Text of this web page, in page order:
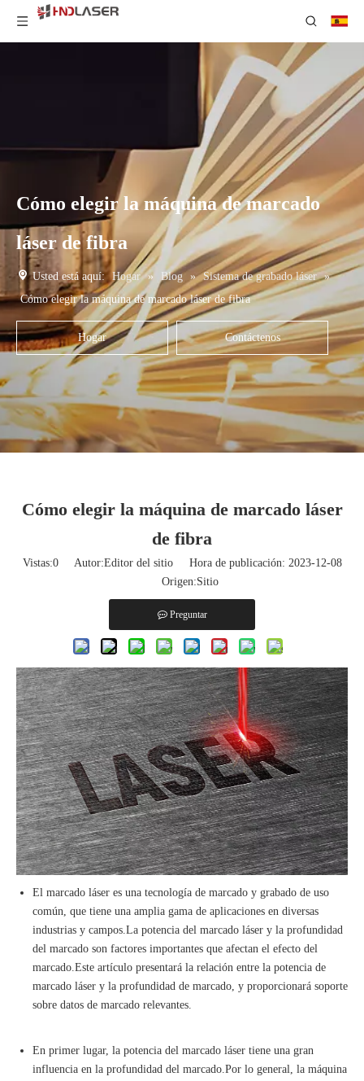
Cómo elegir la máquina de marcado
láser de fibra
Usted está aquí: Hogar » Blog » Sistema de grabado láser »
Cómo elegir la máquina de marcado láser de fibra
Hogar Contáctenos
Cómo elegir la máquina de marcado láser
de fibra
Vistas:0Autor:Editor del sitio Hora de publicación: 2023-12-08
Origen:Sitio
Preguntar
El marcado láser es una tecnología de marcado y grabado de uso
común, que tiene una amplia gama de aplicaciones en diversas
industrias y campos.La potencia del marcado láser y la profundidad
del marcado son factores importantes que afectan el efecto del
marcado.Este artículo presentará la relación entre la potencia de
marcado láser y la profundidad de marcado, y proporcionará soporte
sobre datos de marcado relevantes.
En primer lugar, la potencia del marcado láser tiene una gran
influencia en la profundidad del marcado.Por lo general, la máquina